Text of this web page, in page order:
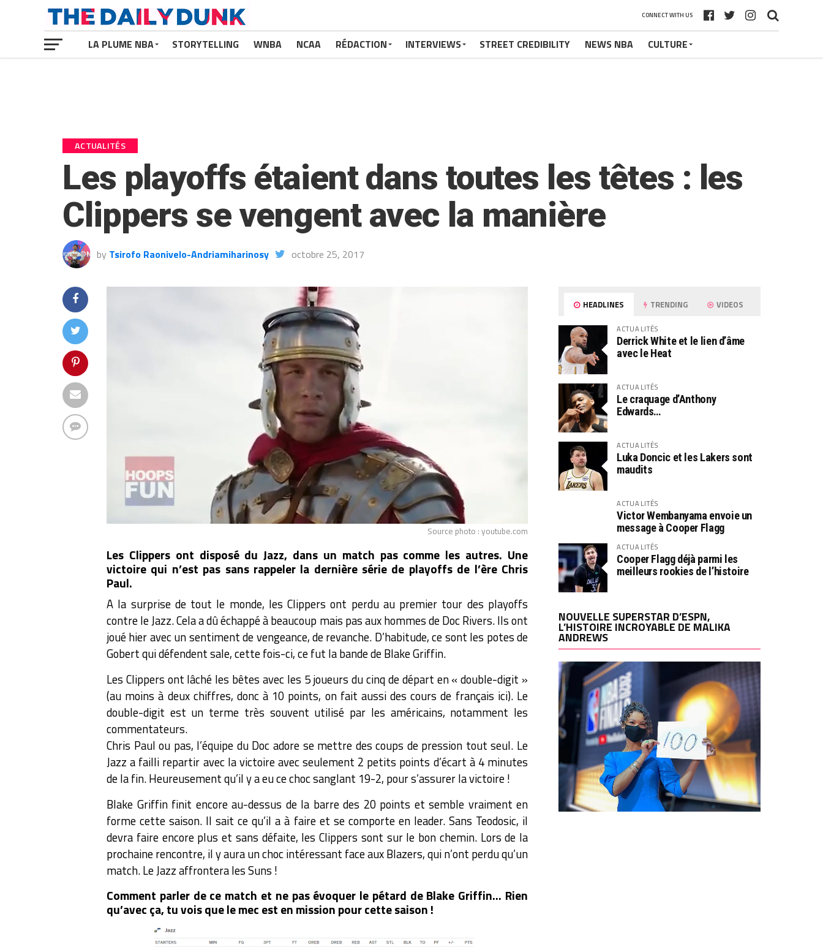
CONNECT WITH US
LA PLUME NBA STORYTELLING WNBA NCAA RÉDACTION INTERVIEWS STREET CREDIBILITY NEWS NBA CULTURE
ACTUALITÉS
Les playoffs étaient dans toutes les têtes : les
Clippers se vengent avec la manière
by Tsirofo Raonivelo-Andriamiharinosy octobre 25, 2017
Source photo : youtube.com
Les Clippers ont disposé du Jazz, dans un match pas comme les autres. Une
victoire qui n’est pas sans rappeler la dernière série de playoffs de l’ère Chris
Paul.
A la surprise de tout le monde, les Clippers ont perdu au premier tour des playoffs
contre le Jazz. Cela a dû échappé à beaucoup mais pas aux hommes de Doc Rivers. Ils ont
joué hier avec un sentiment de vengeance, de revanche. D’habitude, ce sont les potes de
Gobert qui défendent sale, cette fois-ci, ce fut la bande de Blake Griffin.
Les Clippers ont lâché les bêtes avec les 5 joueurs du cinq de départ en « double-digit »
(au moins à deux chiffres, donc à 10 points, on fait aussi des cours de français ici). Le
double-digit est un terme très souvent utilisé par les américains, notamment les
commentateurs.
Chris Paul ou pas, l’équipe du Doc adore se mettre des coups de pression tout seul. Le
Jazz a failli repartir avec la victoire avec seulement 2 petits points d’écart à 4 minutes
de la fin. Heureusement qu’il y a eu ce choc sanglant 19-2, pour s’assurer la victoire !
Blake Griffin finit encore au-dessus de la barre des 20 points et semble vraiment en
forme cette saison. Il sait ce qu’il a à faire et se comporte en leader. Sans Teodosic, il
devra faire encore plus et sans défaite, les Clippers sont sur le bon chemin. Lors de la
prochaine rencontre, il y aura un choc intéressant face aux Blazers, qui n’ont perdu qu’un
match. Le Jazz affrontera les Suns !
Comment parler de ce match et ne pas évoquer le pétard de Blake Griffin… Rien
qu’avec ça, tu vois que le mec est en mission pour cette saison !
HEADLINES TRENDING VIDEOS
ACTUALITÉS
Derrick White et le lien d’âme
avec le Heat
ACTUALITÉS
Le craquage d’Anthony
Edwards…
ACTUALITÉS
Luka Doncic et les Lakers sont
maudits
ACTUALITÉS
Victor Wembanyama envoie un
message à Cooper Flagg
ACTUALITÉS
Cooper Flagg déjà parmi les
meilleurs rookies de l’histoire
NOUVELLE SUPERSTAR D’ESPN,
L’HISTOIRE INCROYABLE DE MALIKA
ANDREWS